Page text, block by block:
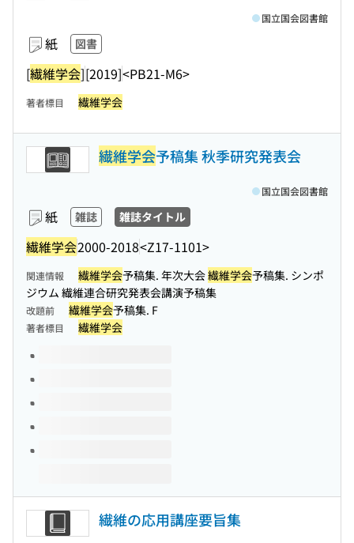
紙 図書
[繊維学会][2019]<PB21-M6>
国立国会図書館
著者標目 繊維学会
繊維学会予稿集 秋季研究発表会
紙 雑誌 雑誌タイトル
繊維学会2000-2018<Z17-1101>
国立国会図書館
関連情報 繊維学会予稿集. 年次大会繊維学会予稿集. シンポ
ジウム 繊維連合研究発表会講演予稿集
改題前 繊維学会予稿集. F
著者標目 繊維学会
このタイトルの巻号
繊維の応用講座要旨集